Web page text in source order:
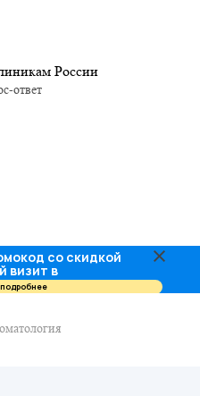
России
ответ
со скидкой
визит в